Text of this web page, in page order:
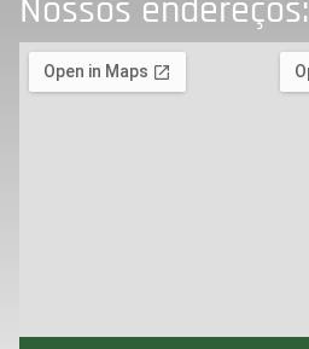
Nossos endereços: